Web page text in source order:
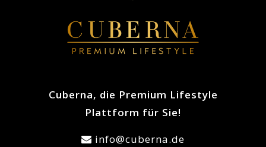
Cuberna, die Premium Lifestyle
Plattform für Sie!
info@cuberna.de